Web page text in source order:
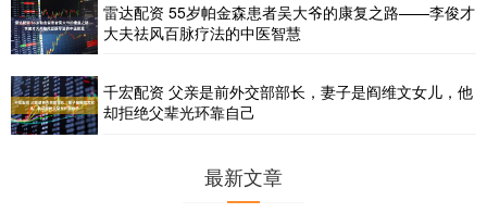
雷达配资 55岁帕金森患者吴大爷的康复之路——李俊才
大夫祛风百脉疗法的中医智慧
千宏配资 父亲是前外交部部长，妻子是阎维文女儿，他
却拒绝父辈光环靠自己
最新文章